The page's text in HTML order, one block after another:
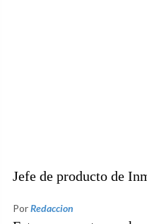
Jefe de producto de
PorRedaccion